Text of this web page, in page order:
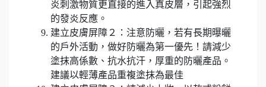
炎刺激物質更直接的進入真皮層，引起強烈
的發炎反應。
建立皮膚屏障２：注意防曬，若有長期曝曬
的戶外活動，做好防曬為第一優先！請減少
塗抹高係數、抗水抗汗，厚重的防曬產品。
建議以輕薄產品重複塗抹為最佳